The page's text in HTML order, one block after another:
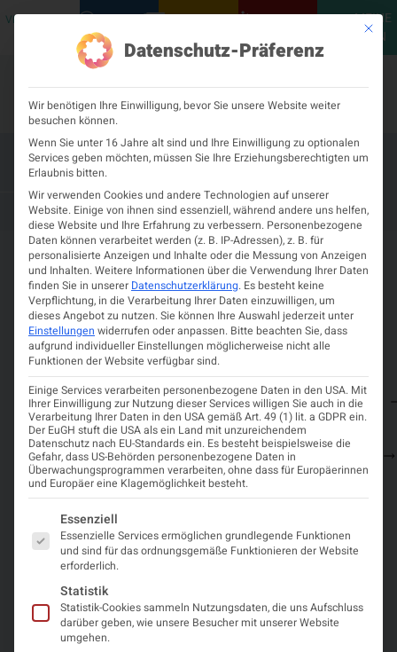
VERANSTALTUNGENPODCASTS NEUROLOGISCH KONTAKT
MEINE
ÖGN
66. MS-Zentrumstreffen der ÖGN
19. NOVEMBER 2026 JOSEPHINUM WIEN
Details zur Veranstaltung
Zeit
und Ort
19.
November
2026
16:30
–
19:00
Josephinum
Wien
Währinger
Straße
25,
1090
Wien
Sie sehen gerade
einen
Platzhalterinhalt
von
OpenStreetMap
Um auf den
Inhalt
klicken Sie auf
die Schaltfläche
Daten an
Drittanbieter
Registrierung
Mit
Datenschutz-Präferenz
Wir benötigen Ihre Einwilligung, bevor Sie unsere Website weiter
besuchen können.
Wenn Sie unter 16 Jahre alt sind und Ihre Einwilligung zu optionalen
Services geben möchten, müssen Sie Ihre Erziehungsberechtigten um
Erlaubnis bitten.
Wir verwenden Cookies und andere Technologien auf unserer
Website. Einige von ihnen sind essenziell, während andere uns helfen,
diese Website und Ihre Erfahrung zu verbessern. Personenbezogene
Daten können verarbeitet werden (z. B. IP-Adressen), z. B. für
personalisierte Anzeigen und Inhalte oder die Messung von Anzeigen
und Inhalten.Weitere Informationen über die Verwendung Ihrer Daten
finden Sie in unserer Datenschutzerklärung. Es besteht keine
Verpflichtung, in die Verarbeitung Ihrer Daten einzuwilligen, um
dieses Angebot zu nutzen.Sie können Ihre Auswahl jederzeit unter
Einstellungen widerrufen oder anpassen. Bitte beachten Sie, dass
aufgrund individueller Einstellungen möglicherweise nicht alle
Funktionen der Website verfügbar sind.
Einige Services verarbeiten personenbezogene Daten in den USA. Mit
Ihrer Einwilligung zur Nutzung dieser Services willigen Sie auch in die
Verarbeitung Ihrer Daten in den USA gemäß Art. 49 (1) lit. a GDPR ein.
Der EuGH stuft die USA als ein Land mit unzureichendem
Datenschutz nach EU-Standards ein. Es besteht beispielsweise die
Gefahr, dass US-Behörden personenbezogene Daten in
Überwachungsprogrammen verarbeiten, ohne dass für Europäerinnen
und Europäer eine Klagemöglichkeit besteht.
Es folgt eine Liste der Service-Gruppen, für die eine
Essenziell
Essenzielle Services ermöglichen grundlegende Funktionen
und sind für das ordnungsgemäße Funktionieren der Website
erforderlich.
Statistik
Statistik-Cookies sammeln Nutzungsdaten, die uns Aufschluss
darüber geben, wie unsere Besucher mit unserer Website
umgehen.